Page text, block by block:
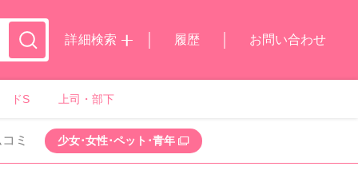
詳細検索
履歴 お問い合わせ
ドS 上司・部下
ミ 少女･女性･ペット･青年